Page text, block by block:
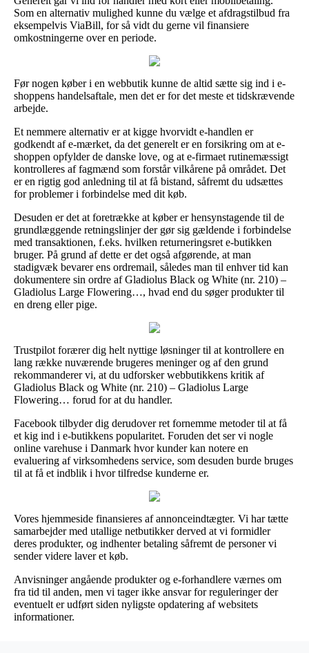
Som en alternativ mulighed kunne du vælge et afdragstilbud fra
eksempelvis ViaBill, for så vidt du gerne vil finansiere
omkostningerne over en periode.
Før nogen køber i en webbutik kunne de altid sætte sig ind i e-
shoppens handelsaftale, men det er for det meste et tidskrævende
arbejde.
Et nemmere alternativ er at kigge hvorvidt e-handlen er
godkendt af e-mærket, da det generelt er en forsikring om at e-
shoppen opfylder de danske love, og at e-firmaet rutinemæssigt
kontrolleres af fagmænd som forstår vilkårene på området. Det
er en rigtig god anledning til at få bistand, såfremt du udsættes
for problemer i forbindelse med dit køb.
Desuden er det at foretrække at køber er hensynstagende til de
grundlæggende retningslinjer der gør sig gældende i forbindelse
med transaktionen, f.eks. hvilken returneringsret e-butikken
bruger. På grund af dette er det også afgørende, at man
stadigvæk bevarer ens ordremail, således man til enhver tid kan
dokumentere sin ordre af Gladiolus Black og White (nr. 210) –
Gladiolus Large Flowering…, hvad end du søger produkter til
en dreng eller pige.
Trustpilot forærer dig helt nyttige løsninger til at kontrollere en
lang række nuværende brugeres meninger og af den grund
rekommanderer vi, at du udforsker webbutikkens kritik af
Gladiolus Black og White (nr. 210) – Gladiolus Large
Flowering… forud for at du handler.
Facebook tilbyder dig derudover ret fornemme metoder til at få
et kig ind i e-butikkens popularitet. Foruden det ser vi nogle
online varehuse i Danmark hvor kunder kan notere en
evaluering af virksomhedens service, som desuden burde bruges
til at få et indblik i hvor tilfredse kunderne er.
Vores hjemmeside finansieres af annonceindtægter. Vi har tætte
samarbejder med utallige netbutikker derved at vi formidler
deres produkter, og indhenter betaling såfremt de personer vi
sender videre laver et køb.
Anvisninger angående produkter og e-forhandlere værnes om
fra tid til anden, men vi tager ikke ansvar for reguleringer der
eventuelt er udført siden nyligste opdatering af websitets
informationer.